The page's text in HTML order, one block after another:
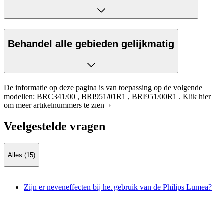
Behandel alle gebieden gelijkmatig
De informatie op deze pagina is van toepassing op de volgende
modellen: BRC341/00 , BRI951/01R1 , BRI951/00R1 . Klik hier
om meer artikelnummers te zien ›
Veelgestelde vragen
Alles (15)
Zijn er neveneffecten bij het gebruik van de Philips Lumea?